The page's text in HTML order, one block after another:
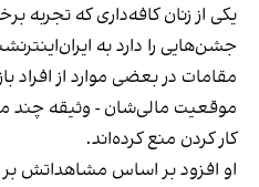
یکی از زنان کافه‌داری که تجربه
جشن‌هایی را دارد به
مقامات در بعضی موارد از افراد
موقعیت مالی‌شان - وثیقه چند
کار کردن منع کرده‌اند.
او افزود بر اساس مشاهداتش